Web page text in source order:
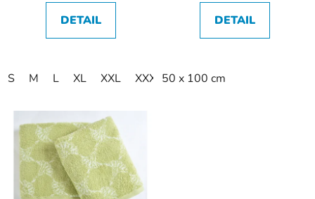
DETAIL
S M L XL XXL XXXL XXXXL
DETAIL
50 x 100 cm